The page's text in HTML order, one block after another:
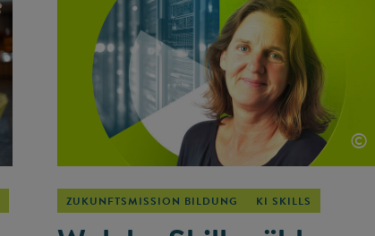
©
ZUKUNFTSMISSION BILDUNG KI SKILLS